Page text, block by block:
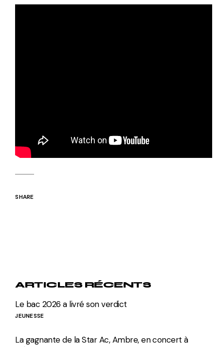
SHARE
ARTICLES RÉCENTS
Le bac 2026 a livré son verdict
JEUNESSE
La gagnante de la Star Ac, Ambre, en concert à